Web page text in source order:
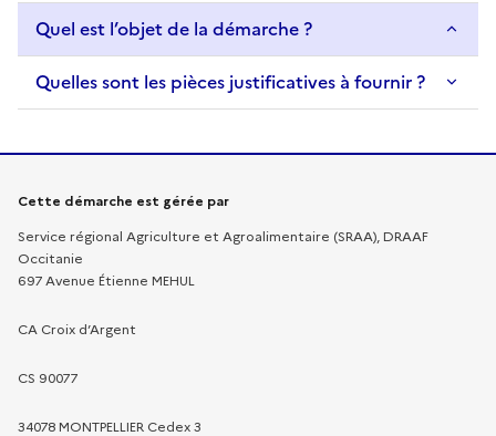
Quel est l’objet de la démarche ?
Quelles sont les pièces justificatives à fournir ?
Informations sur la démarche
Cette démarche est gérée par
Service régional Agriculture et Agroalimentaire (SRAA), DRAAF
Occitanie
697 Avenue Étienne MEHUL
CA Croix d’Argent
CS 90077
34078 MONTPELLIER Cedex 3